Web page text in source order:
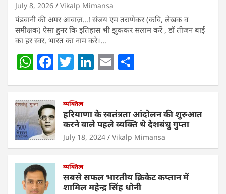
July 8, 2026 Vikalp Mimansa
पंडवानी की अमर आवाज़…! संजय एम तराणेकर (कवि, लेखक व
समीक्षक) ऐसा हुनर कि इतिहास भी झुककर सलाम करें , डॉ तीजन बाई
का हर स्वर, भारत का नाम करे।…
W
at
s
A
p
p
F
c
e
b
o
o
T
er
Li
e
dI
n
E
l e
व्यक्तित्व
हरियाणा के स्वतंत्रता आंदोलन की शुरुआत
करने वाले पहले व्यक्ति थे देशबंधु गुप्ता
July 18, 2024 Vikalp Mimansa
व्यक्तित्व
सबसे सफल भारतीय क्रिकेट कप्तान में
शामिल महेन्द्र सिंह धोनी